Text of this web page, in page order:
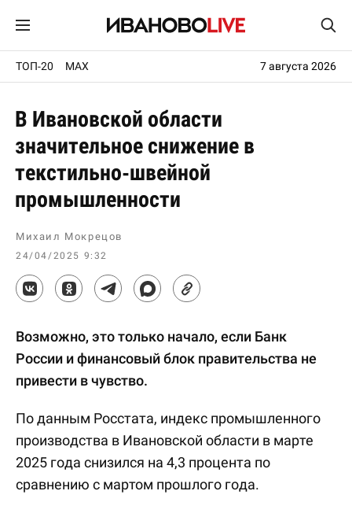
ТОП-20 MAX 7 августа 2026
В Ивановской области
значительное снижение в
текстильно-швейной
промышленности
Михаил Мокрецов
24/04/2025 9:32
Возможно, это только начало, если Банк
России и финансовый блок правительства не
привести в чувство.
По данным Росстата, индекс промышленного
производства в Ивановской области в марте
2025 года снизился на 4,3 процента по
сравнению с мартом прошлого года.